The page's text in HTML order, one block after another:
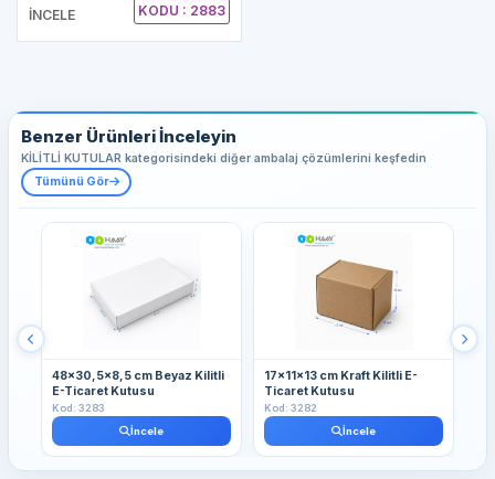
İNCELE KODU : 2883
Benzer Ürünleri İnceleyin
KİLİTLİ KUTULAR kategorisindeki diğer ambalaj çözümlerini keşfedin
Tümünü Gör
48x30,5x8,5 cm Beyaz Kilitli
E-Ticaret Kutusu
Kod: 3283
İncele
17x11x13 cm Kraft Kilitli E-
Ticaret Kutusu
Kod: 3282
İncele